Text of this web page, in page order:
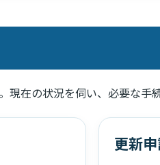
在の状況を伺い、必要な手
更新